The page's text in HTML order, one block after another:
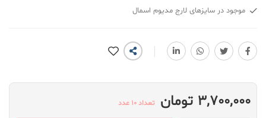
موجود در سایزهای لارج مدیوم اسمال
3,700,000 تومان تعداد 10 عدد